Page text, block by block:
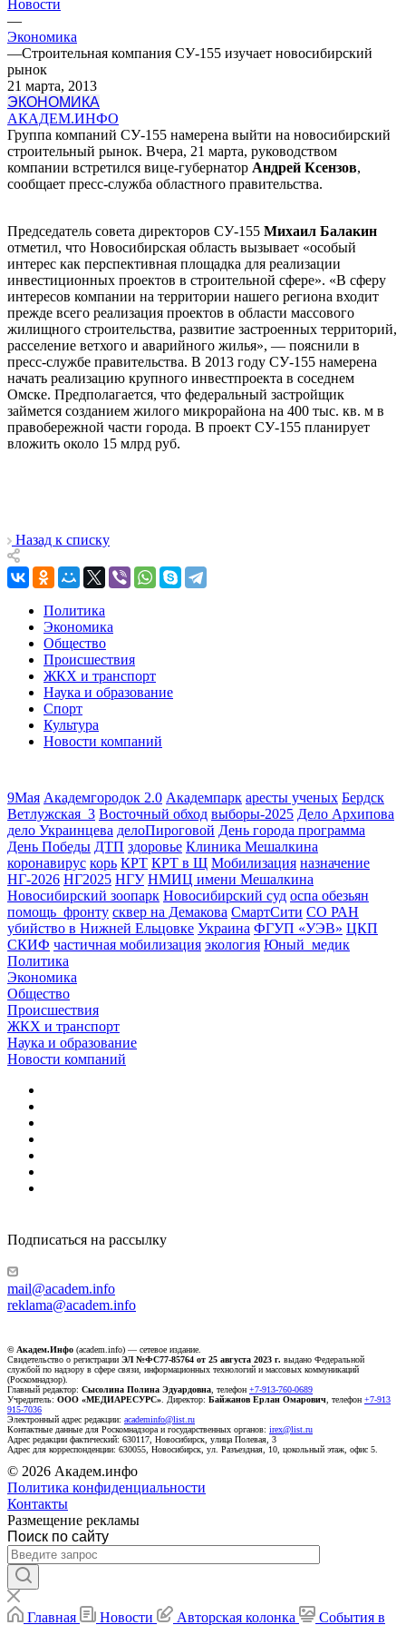
Новости
—
Экономика
—Строительная компания СУ-155 изучает новосибирский
рынок
21 марта, 2013
ЭКОНОМИКА
АКАДЕМ.ИНФО
Группа компаний СУ-155 намерена выйти на новосибирский
строительный рынок. Вчера, 21 марта, руководством
компании встретился вице-губернатор Андрей Ксензов,
сообщает пресс-служба областного правительства.
Председатель совета директоров СУ-155 Михаил Балакин
отметил, что Новосибирская область вызывает «особый
интерес как перспективная площадка для реализации
инвестиционных проектов в строительной сфере». «В сферу
интересов компании на территории нашего региона входит
прежде всего реализация проектов в области массового
жилищного строительства, развитие застроенных территорий,
расселение ветхого и аварийного жилья», — пояснили в
пресс-службе правительства. В 2013 году СУ-155 намерена
начать реализацию крупного инвестпроекта в соседнем
Омске. Предполагается, что федеральный застройщик
займется созданием жилого микрорайона на 400 тыс. кв. м в
правобережной части города. В проект СУ-155 планирует
вложить около 15 млрд руб.
Назад к списку
Политика
Экономика
Общество
Происшествия
ЖКХ и транспорт
Наука и образование
Спорт
Культура
Новости компаний
9Мая Академгородок 2.0 Академпарк аресты ученых Бердск
Ветлужская_3 Восточный обход выборы-2025 Дело Архипова
дело Украинцева делоПироговой День города программа
День Победы ДТП здоровье Клиника Мешалкина
коронавирус корь КРТ КРТ в Щ Мобилизация назначение
НГ-2026 НГ2025 НГУ НМИЦ имени Мешалкина
Новосибирский зоопарк Новосибирский суд оспа обезьян
помощь_фронту сквер на Демакова СмартСити СО РАН
убийство в Нижней Ельцовке Украина ФГУП «УЭВ» ЦКП
СКИФ частичная мобилизация экология Юный_медик
Политика
Экономика
Общество
Происшествия
ЖКХ и транспорт
Наука и образование
Новости компаний
Подписаться на рассылку
mail@academ.info
reklama@academ.info
© Академ.Инфо (academ.info) — сетевое издание.
Свидетельство о регистрации ЭЛ №ФС77-85764 от 25 августа 2023 г. выдано Федеральной
службой по надзору в сфере связи, информационных технологий и массовых коммуникаций
(Роскомнадзор).
Главный редактор: Сысолина Полина Эдуардовна , телефон +7-913-760-0689
Учредитель: ООО «МЕДИАРЕСУРС» . Директор: Байжанов Ерлан Омарович , телефон +7-913
915-7036
Электронный адрес редакции: academinfo@list.ru
Контактные данные для Роскомнадзора и государственных органов: irex@list.ru
Адрес редакции фактический: 630117, Новосибирск, улица Полевая, 3
Адрес для корреспонденции: 630055, Новосибирск, ул. Разъездная, 10, цокольный этаж, офис 5.
© 2026 Академ.инфо
Политика конфиденциальности
Контакты
Размещение рекламы
Поиск по сайту
Главная Новости Авторская колонка События в